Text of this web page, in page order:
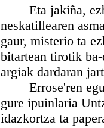
Eta jakiña,
neskatillearen
gaur, misterio ta
bitartean tirotik
argiak dardaran
Errose'ren
gure ipuinlaria
idazkortza ta